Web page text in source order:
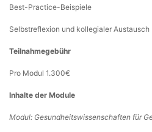
Best-Practice-Beispiele
Selbstreflexion und kollegialer Austausch
Teilnahmegebühr
Pro Modul 1.300€
Inhalte der Module
Modul: Gesundheitswissenschaften für